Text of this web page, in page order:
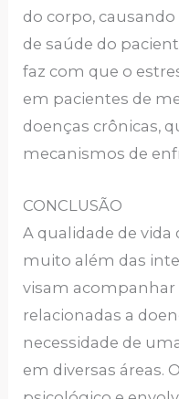
do corpo,
de saúde do
faz com que o
em pacientes de
doenças crônicas,
mecanismos de
CONCLUSÃO
A qualidade de vida
muito além das
visam acompanhar
relacionadas a
necessidade de
em diversas áreas.